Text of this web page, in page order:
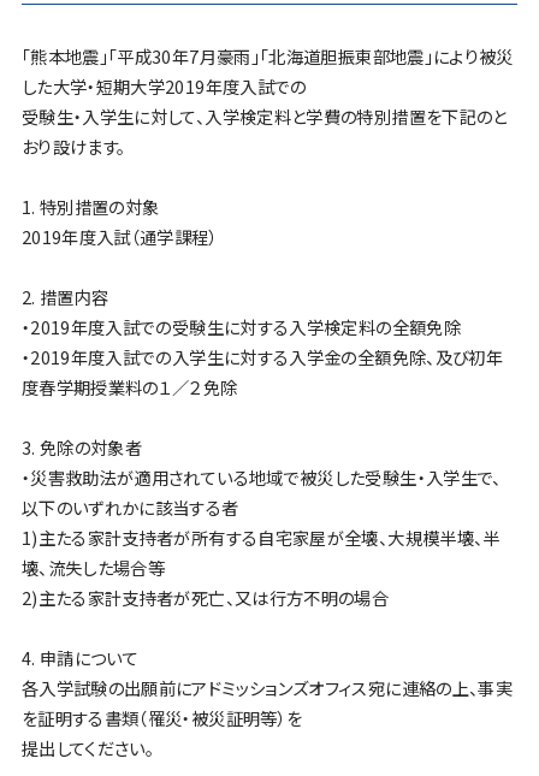
「熊本地震」「平成30年7月豪雨」「北海道胆振東部地震」により被災
した大学・短期大学2019年度入試での
受験生・入学生に対して、入学検定料と学費の特別措置を下記のと
おり設けます。
1. 特別措置の対象
2019年度入試（通学課程）
2. 措置内容
・2019年度入試での受験生に対する入学検定料の全額免除
・2019年度入試での入学生に対する入学金の全額免除、及び初年
度春学期授業料の１／２免除
3. 免除の対象者
・災害救助法が適用されている地域で被災した受験生・入学生で、
以下のいずれかに該当する者
1)主たる家計支持者が所有する自宅家屋が全壊、大規模半壊、半
壊、流失した場合等
2)主たる家計支持者が死亡、又は行方不明の場合
4. 申請について
各入学試験の出願前にアドミッションズオフィス宛に連絡の上、事実
を証明する書類（罹災・被災証明等）を
提出してください。